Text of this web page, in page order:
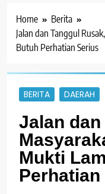
Home
Berita
Jalan dan Tanggul
Butuh Perhatian Serius
BERITA DAERAH
Jalan
Mukti